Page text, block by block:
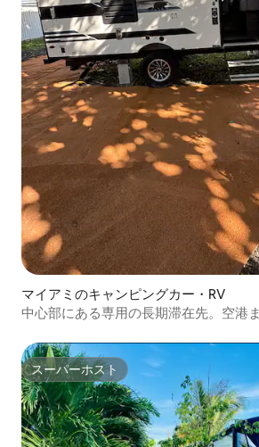
マイアミのキャンピングカー・RV
中心部にある専用の長期滞在先。空港
スーパーホスト
スーパーホスト